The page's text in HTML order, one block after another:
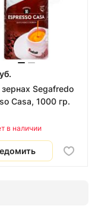
Segafredo
Casa, 1000 гр.
в наличии